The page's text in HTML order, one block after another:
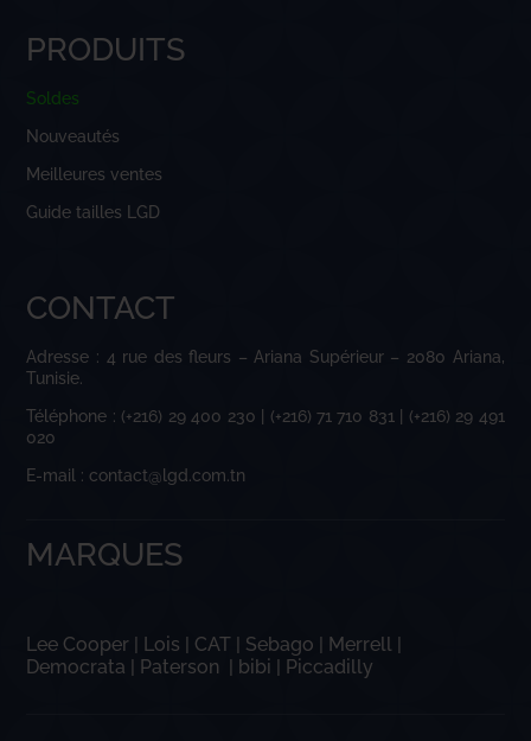
PRODUITS
Soldes
Nouveautés
Meilleures ventes
Guide tailles LGD
CONTACT
Adresse : 4 rue des fleurs – Ariana Supérieur – 2080 Ariana,
Tunisie.
Téléphone : (+216) 29 400 230 | (+216) 71 710 831 | (+216) 29 491
020
E-mail : contact@lgd.com.tn
MARQUES
Lee Cooper Lois CAT Sebago Merrell
Democrata
Paterson bibi Piccadilly